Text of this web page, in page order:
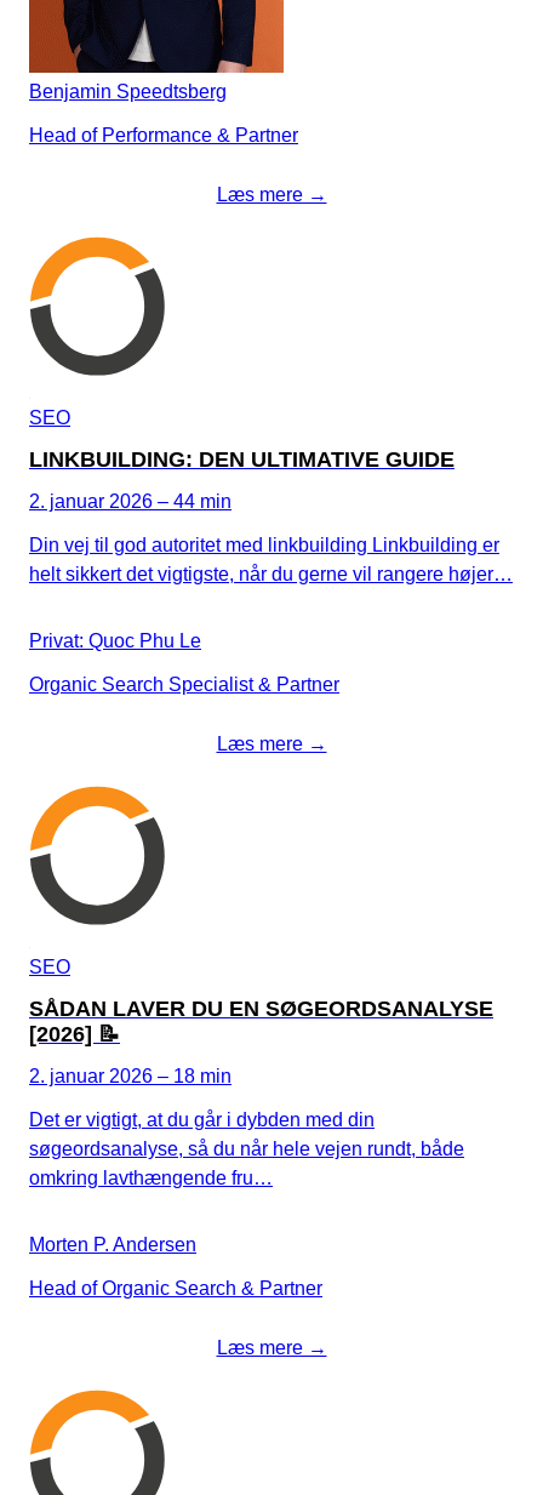
Benjamin Speedtsberg
Head of Performance & Partner
Læs mere →
SEO
LINKBUILDING: DEN ULTIMATIVE GUIDE
2. januar 2026 – 44 min
Din vej til god autoritet med linkbuilding Linkbuilding er
helt sikkert det vigtigste, når du gerne vil rangere højer…
Privat: Quoc Phu Le
Organic Search Specialist & Partner
Læs mere →
SEO
SÅDAN LAVER DU EN SØGEORDSANALYSE
[2026] 📝
2. januar 2026 – 18 min
Det er vigtigt, at du går i dybden med din
søgeordsanalyse, så du når hele vejen rundt, både
omkring lavthængende fru…
Morten P. Andersen
Head of Organic Search & Partner
Læs mere →